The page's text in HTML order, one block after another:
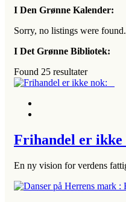
I Den Grønne Kalender:
Sorry, no listings were found.
I Det Grønne Bibliotek:
Found 25 resultater
Frihandel er
En ny vision for verdens